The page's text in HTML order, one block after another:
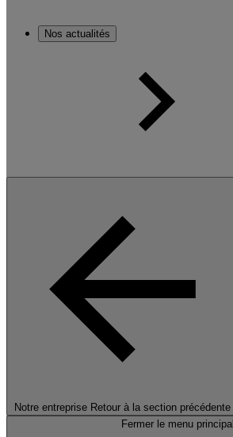
Nos actualités
Notre entreprise Retour à la section précédente
Fermer le menu principal